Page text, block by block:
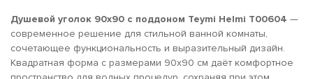
Душевой уголок 90х90 с поддоном Teymi Helmi T00604 —
современное решение для стильной ванной комнаты,
сочетающее функциональность и выразительный дизайн.
Квадратная форма с размерами 90х90 см даёт комфортное